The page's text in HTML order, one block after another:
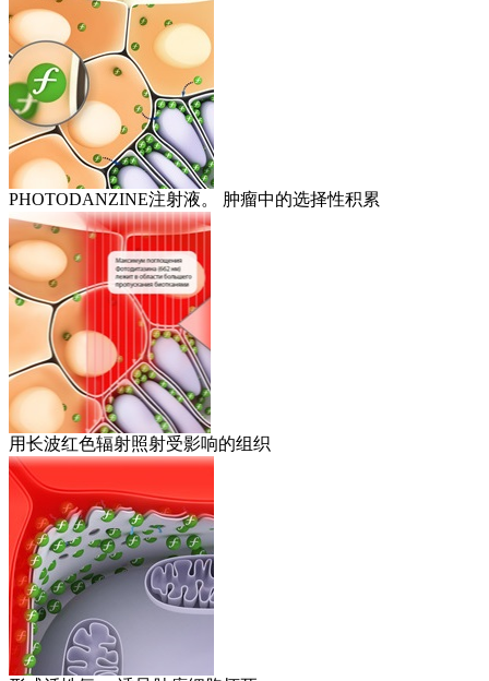
PHOTODANZINE注射液。 肿瘤中的选择性积累
用长波红色辐射照射受影响的组织